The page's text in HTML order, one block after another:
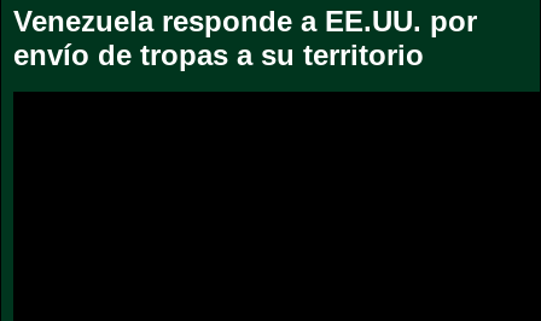
Venezuela responde a EE.UU. por
envío de tropas a su territorio